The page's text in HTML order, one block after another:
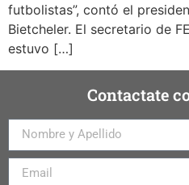
futbolistas”, contó el
Bietcheler. El secretario de
estuvo […]
Contactate